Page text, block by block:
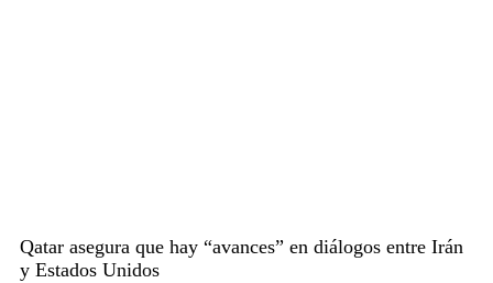
Qatar asegura que hay “avances” en diálogos entre Irán
y Estados Unidos